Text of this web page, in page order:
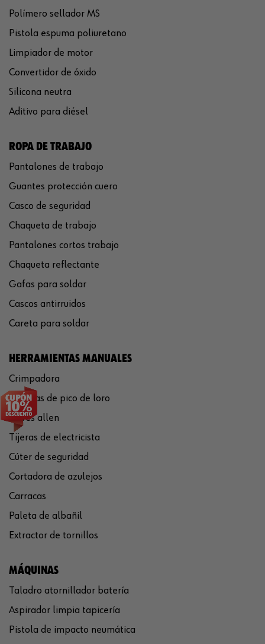
Polímero sellador MS
Pistola espuma poliuretano
Limpiador de motor
Convertidor de óxido
Silicona neutra
Aditivo para diésel
ROPA DE TRABAJO
Pantalones de trabajo
Guantes protección cuero
Casco de seguridad
Chaqueta de trabajo
Pantalones cortos trabajo
Chaqueta reflectante
Gafas para soldar
Cascos antirruidos
Careta para soldar
HERRAMIENTAS MANUALES
Crimpadora
Tenazas de pico de loro
Llaves allen
Tijeras de electricista
Cúter de seguridad
Cortadora de azulejos
Carracas
Paleta de albañil
Extractor de tornillos
MÁQUINAS
Taladro atornillador batería
Aspirador limpia tapicería
Pistola de impacto neumática